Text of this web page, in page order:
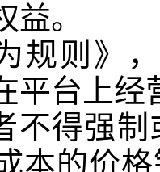
。
规则》
平台上
不得强
本的价